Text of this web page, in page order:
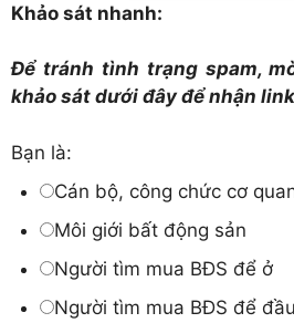
Khảo sát nhanh:
Để tránh tình trạng spam,
khảo sát dưới đây để nhận
Bạn là:
Cán bộ, công chức cơ
Môi giới bất động sản
Người tìm mua BĐS để ở
Người tìm mua BĐS để